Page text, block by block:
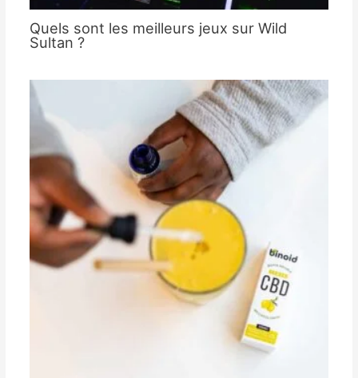
Quels sont les meilleurs jeux sur Wild
Sultan ?